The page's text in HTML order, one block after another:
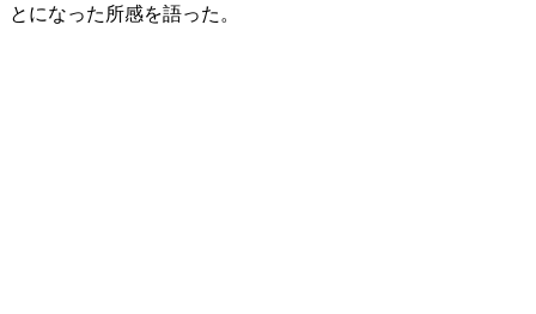
とになった所感を語った。